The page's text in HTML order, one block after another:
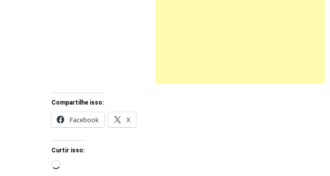
Compartilhe isso:
Facebook X
Curtir isso:
Carregando...